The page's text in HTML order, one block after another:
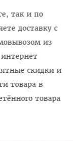
так и по
доставку с
из
скидки и
товара в
товара